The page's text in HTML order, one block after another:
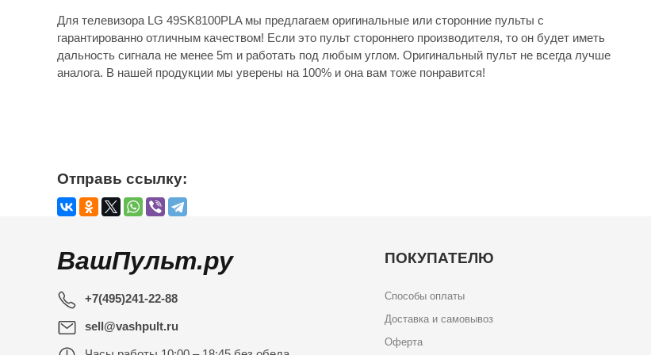
Для телевизора LG 49SK8100PLA мы предлагаем оригинальные или сторонние пульты с
гарантированно отличным качеством! Если это пульт стороннего производителя, то он будет иметь
дальность сигнала не менее 5m и работать под любым углом. Оригинальный пульт не всегда лучше
аналога. В нашей продукции мы уверены на 100% и она вам тоже понравится!
Отправь ссылку:
ВашПульт.ру
+7(495)241-22-88
sell@vashpult.ru
ПОКУПАТЕЛЮ
Способы оплаты
Доставка и самовывоз
Оферта